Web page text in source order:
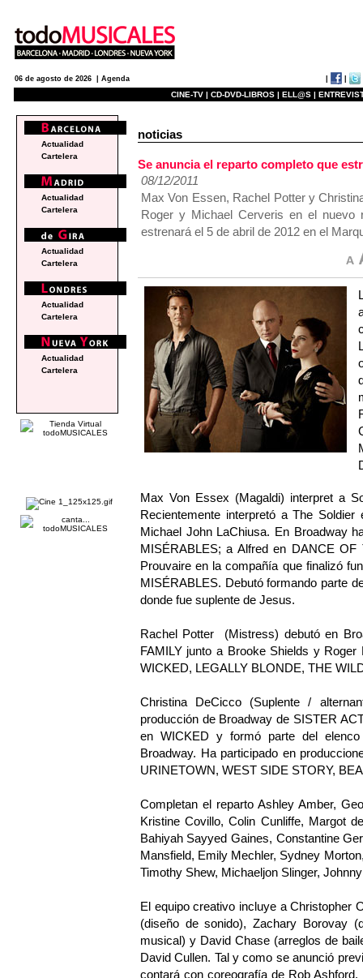
06 de agosto de 2026 | Agenda
CINE-TV | CD-DVD-LIBROS | ELL@S |
noticias
Se anuncia el reparto completo que
08/12/2011
Max Von Essen, Rachel Potter y
Roger y Michael Cerveris en el nuevo
estrenará el 5 de abril de 2012 en el
Max Von Essex (Magaldi) interpret a
Recientemente interpretó a The
Michael John LaChiusa. En Broadway
MISÉRABLES; a Alfred en DANCE
Prouvaire en la compañía que finalizó
MISÉRABLES. Debutó formando parte
donde fue suplente de Jesus.
Rachel Potter (Mistress) debutó en
FAMILY junto a Brooke Shields y
WICKED, LEGALLY BLONDE, THE
Christina DeCicco (Suplente /
producción de Broadway de SISTER
en WICKED y formó parte del
Broadway. Ha participado en
URINETOWN, WEST SIDE STORY,
Completan el reparto Ashley Amber,
Kristine Covillo, Colin Cunliffe, Margot
Bahiyah Sayyed Gaines, Constantine
Mansfield, Emily Mechler, Sydney
Timothy Shew, Michaeljon Slinger,
El equipo creativo incluye a Christopher
(diseño de sonido), Zachary Borovay
musical) y David Chase (arreglos de
David Cullen. Tal y como se anunció
contará con coreografía de Rob
Actualidad
Cartelera
Actualidad
Cartelera
Actualidad
Cartelera
Actualidad
Cartelera
Actualidad
Cartelera